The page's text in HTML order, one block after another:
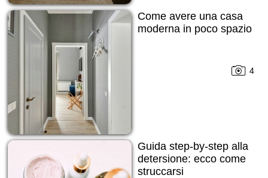
Come avere una casa
moderna in poco spazio
4
Guida step-by-step alla
detersione: ecco come
struccarsi